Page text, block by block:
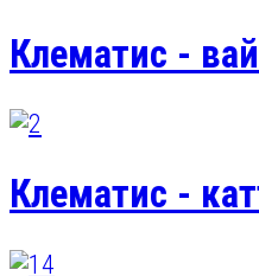
Клематис -
Клематис -